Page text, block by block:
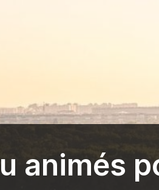
animés